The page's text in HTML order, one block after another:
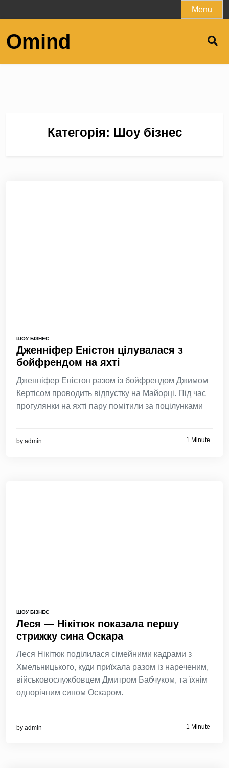
to
Menu
Omind
Категорія: Шоу бізнес
ШОУ БІЗНЕС
Дженніфер Еністон цілувалася з
бойфрендом на яхті
Дженніфер Еністон разом із бойфрендом Джимом
Кертісом проводить відпустку на Майорці. Під час
прогулянки на яхті пару помітили за поцілунками
by admin 1 Minute
ШОУ БІЗНЕС
Леся — Нікітюк показала першу
стрижку сина Оскара
Леся Нікітюк поділилася сімейними кадрами з
Хмельницького, куди приїхала разом із нареченим,
військовослужбовцем Дмитром Бабчуком, та їхнім
однорічним сином Оскаром.
by admin 1 Minute